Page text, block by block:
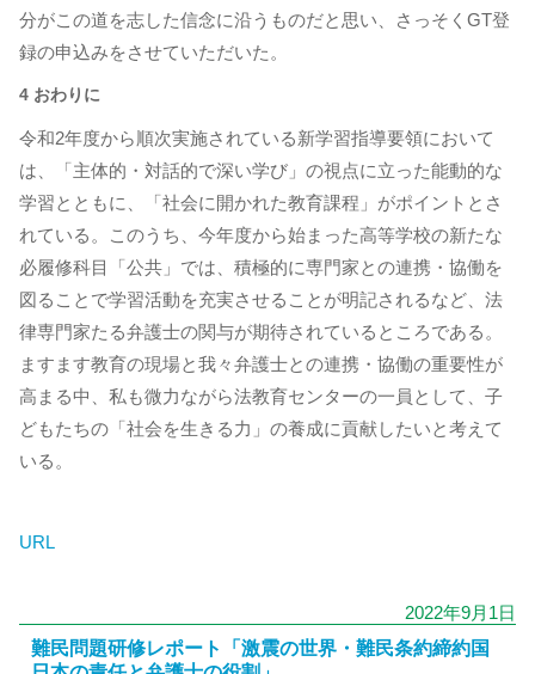
分がこの道を志した信念に沿うものだと思い、さっそくGT登
録の申込みをさせていただいた。
4 おわりに
令和2年度から順次実施されている新学習指導要領において
は、「主体的・対話的で深い学び」の視点に立った能動的な
学習とともに、「社会に開かれた教育課程」がポイントとさ
れている。このうち、今年度から始まった高等学校の新たな
必履修科目「公共」では、積極的に専門家との連携・協働を
図ることで学習活動を充実させることが明記されるなど、法
律専門家たる弁護士の関与が期待されているところである。
ますます教育の現場と我々弁護士との連携・協働の重要性が
高まる中、私も微力ながら法教育センターの一員として、子
どもたちの「社会を生きる力」の養成に貢献したいと考えて
いる。
URL
2022年9月1日
難民問題研修レポート「激震の世界・難民条約締約国